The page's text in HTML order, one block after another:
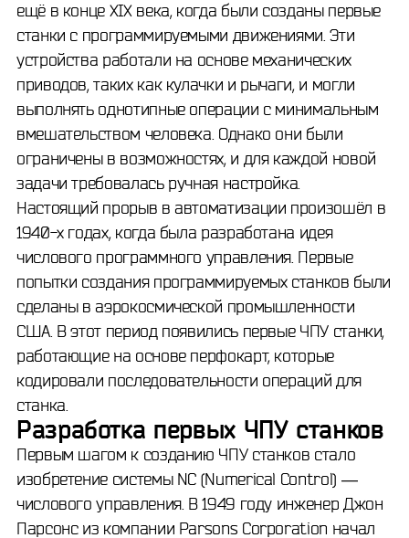
ещё в конце XIX века, когда были созданы первые
станки с программируемыми движениями. Эти
устройства работали на основе механических
приводов, таких как кулачки и рычаги, и могли
выполнять однотипные операции с минимальным
вмешательством человека. Однако они были
ограничены в возможностях, и для каждой новой
задачи требовалась ручная настройка.
Настоящий прорыв в автоматизации произошёл в
1940-х годах, когда была разработана идея
числового программного управления. Первые
попытки создания программируемых станков были
сделаны в аэрокосмической промышленности
США. В этот период появились первые ЧПУ станки,
работающие на основе перфокарт, которые
кодировали последовательности операций для
станка.
Разработка первых ЧПУ станков
Первым шагом к созданию ЧПУ станков стало
изобретение системы NC (Numerical Control) —
числового управления. В 1949 году инженер Джон
Парсонс из компании Parsons Corporation начал